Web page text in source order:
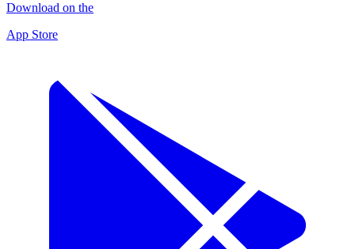
Download on the
App Store